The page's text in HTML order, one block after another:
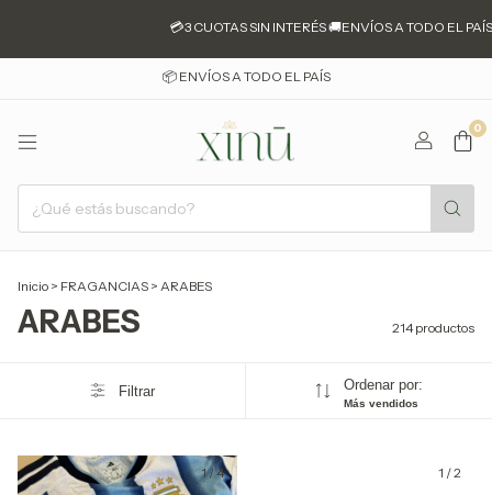
💳3 CUOTAS SIN INTERÉS 🚚ENVÍOS A TODO EL PAÍS 📍JESÚS
📦 ENVÍOS A TODO EL PAÍS
0
Inicio > FRAGANCIAS > ARABES
ARABES 214 productos
Filtrar Ordenar por:
Más vendidos
1/4 1 /2